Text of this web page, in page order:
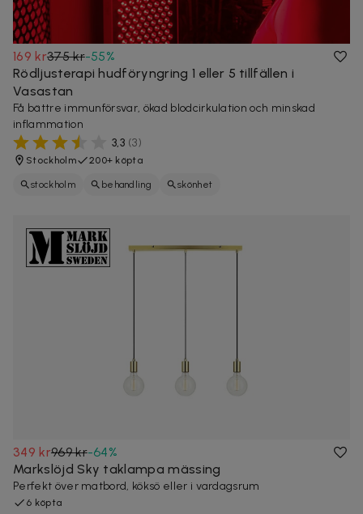
169 kr375 kr-55%
Rödljusterapi hudföryngring 1 eller 5 tillfällen i
Vasastan
Få bättre immunförsvar, ökad blodcirkulation och minskad
inflammation
3,3 (3)
Stockholm 200+ köpta
stockholm behandling skönhet
349 kr969 kr-64%
Markslöjd Sky taklampa mässing
Perfekt över matbord, köksö eller i vardagsrum
6 köpta